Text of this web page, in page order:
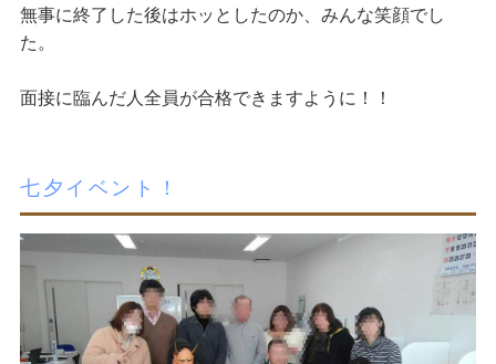
無事に終了した後はホッとしたのか、みんな笑顔でし
た。
面接に臨んだ人全員が合格できますように！！
七夕イベント！